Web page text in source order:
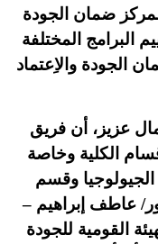
ضمان الجودة
البرامج المختلفة
الجودة والاِعتماد
عزيز، أن فريق
الكلية وخاصة
وقسم
عاطف إبراهيم –
القومية للجودة